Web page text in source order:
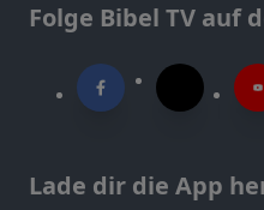
Folge Bibel TV auf
Lade dir die App